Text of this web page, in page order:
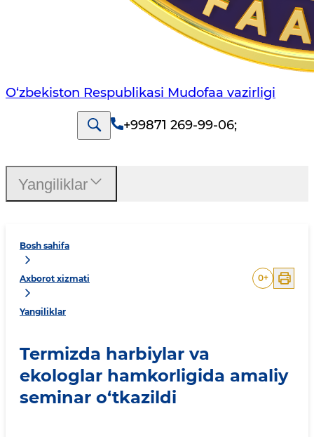
O‘zbekiston Respublikasi Mudofaa vazirligi
+99871 269-99-06;
Bosh sahifa
Axborot xizmati
Yangiliklar
0+
Termizda harbiylar va
ekologlar hamkorligida amaliy
seminar o‘tkazildi
Yangiliklar